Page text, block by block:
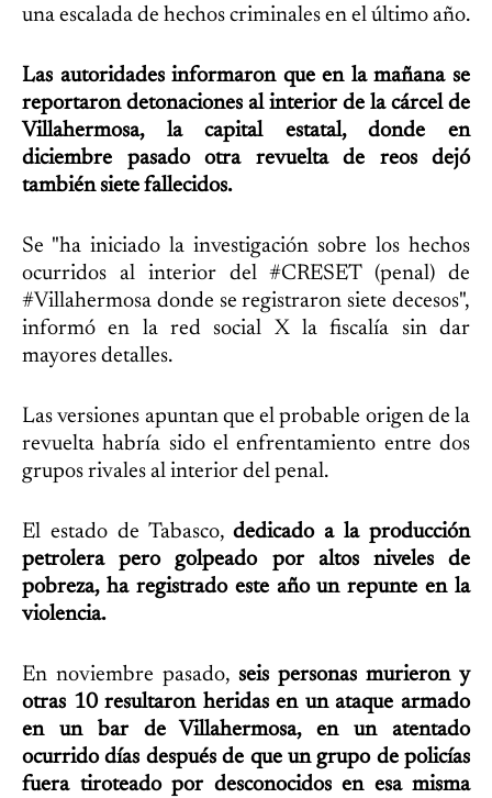
una escalada de hechos criminales en el último año.
Las autoridades informaron que en la mañana se
reportaron detonaciones al interior de la cárcel de
Villahermosa, la capital estatal, donde en
diciembre pasado otra revuelta de reos dejó
también siete fallecidos.
Se "ha iniciado la investigación sobre los hechos
ocurridos al interior del #CRESET (penal) de
#Villahermosa donde se registraron siete decesos",
informó en la red social X la fiscalía sin dar
mayores detalles.
Las versiones apuntan que el probable origen de la
revuelta habría sido el enfrentamiento entre dos
grupos rivales al interior del penal.
El estado de Tabasco,dedicado a la producción
petrolera pero golpeado por altos niveles de
pobreza, ha registrado este año un repunte en la
violencia.
En noviembre pasado, seis personas murieron y
otras 10 resultaron heridas en un ataque armado
en un bar de Villahermosa, en un atentado
ocurrido días después de que un grupo de policías
fuera tiroteado por desconocidos en esa misma